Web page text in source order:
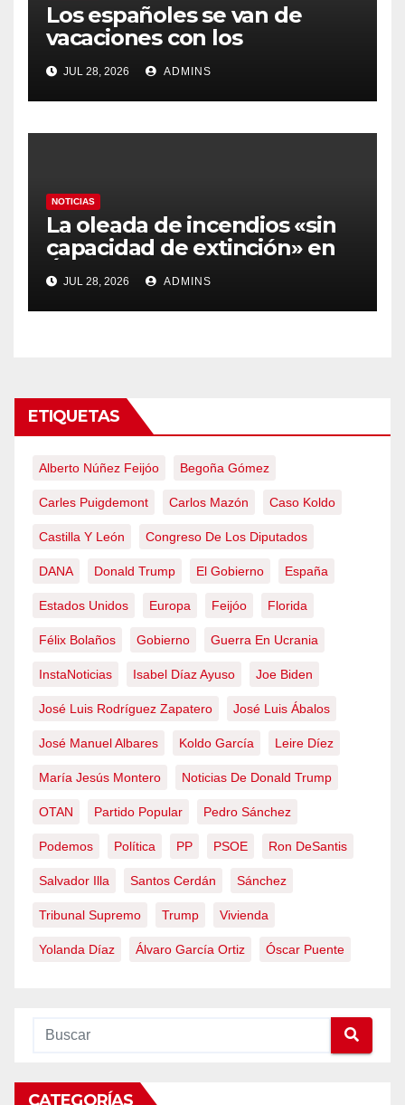
Los españoles se van de
vacaciones con los
carburantes hasta un 21%
más caros que el año pasado
y los hoteles disparados
JUL 28, 2026 ADMINS
NOTICIAS
La oleada de incendios «sin
capacidad de extinción» en
Ávila y al oeste de Madrid
obliga a declarar la
emergencia nacional
JUL 28, 2026 ADMINS
ETIQUETAS
Alberto Núñez Feijóo Begoña Gómez
Carles Puigdemont Carlos Mazón Caso Koldo
Castilla Y León Congreso De Los Diputados
DANA Donald Trump El Gobierno España
Estados Unidos Europa Feijóo Florida
Félix Bolaños Gobierno Guerra En Ucrania
InstaNoticias Isabel Díaz Ayuso Joe Biden
José Luis Rodríguez Zapatero José Luis Ábalos
José Manuel Albares Koldo García Leire Díez
María Jesús Montero Noticias De Donald Trump
OTAN Partido Popular Pedro Sánchez
Podemos Política PP PSOE Ron DeSantis
Salvador Illa Santos Cerdán Sánchez
Tribunal Supremo Trump Vivienda
Yolanda Díaz Álvaro García Ortiz Óscar Puente
CATEGORÍAS